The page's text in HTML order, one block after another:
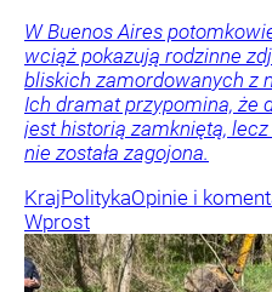
W Buenos Aires
wciąż pokazują rodzinne
bliskich zamordowanych z
Ich dramat przypomina, że
jest historią zamkniętą,
nie została zagojona.
KrajPolitykaOpinie i
Wprost